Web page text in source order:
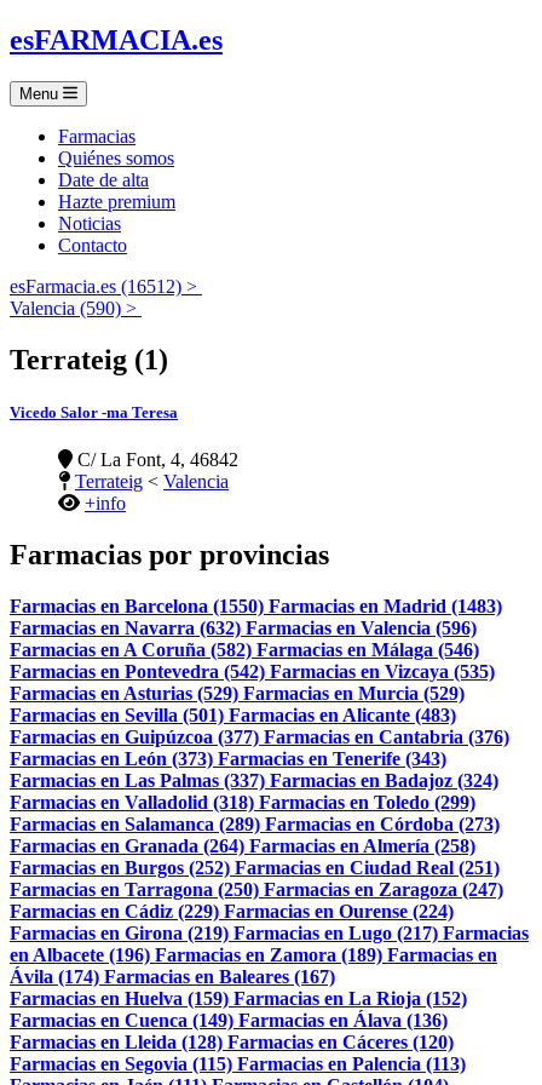
esFARMACIA.es
Menu
Farmacias
Quiénes somos
Date de alta
Hazte premium
Noticias
Contacto
esFarmacia.es (16512) >
Valencia (590) >
Terrateig (1)
Vicedo Salor -ma Teresa
C/ La Font, 4, 46842
Terrateig < Valencia
+info
Farmacias por provincias
Farmacias en Barcelona (1550) Farmacias en Madrid (1483)
Farmacias en Navarra (632) Farmacias en Valencia (596)
Farmacias en A Coruña (582) Farmacias en Málaga (546)
Farmacias en Pontevedra (542) Farmacias en Vizcaya (535)
Farmacias en Asturias (529) Farmacias en Murcia (529)
Farmacias en Sevilla (501) Farmacias en Alicante (483)
Farmacias en Guipúzcoa (377) Farmacias en Cantabria (376)
Farmacias en León (373) Farmacias en Tenerife (343)
Farmacias en Las Palmas (337) Farmacias en Badajoz (324)
Farmacias en Valladolid (318) Farmacias en Toledo (299)
Farmacias en Salamanca (289) Farmacias en Córdoba (273)
Farmacias en Granada (264) Farmacias en Almería (258)
Farmacias en Burgos (252) Farmacias en Ciudad Real (251)
Farmacias en Tarragona (250) Farmacias en Zaragoza (247)
Farmacias en Cádiz (229) Farmacias en Ourense (224)
Farmacias en Girona (219) Farmacias en Lugo (217) Farmacias
en Albacete (196) Farmacias en Zamora (189) Farmacias en
Ávila (174) Farmacias en Baleares (167)
Farmacias en Huelva (159) Farmacias en La Rioja (152)
Farmacias en Cuenca (149) Farmacias en Álava (136)
Farmacias en Lleida (128) Farmacias en Cáceres (120)
Farmacias en Segovia (115) Farmacias en Palencia (113)